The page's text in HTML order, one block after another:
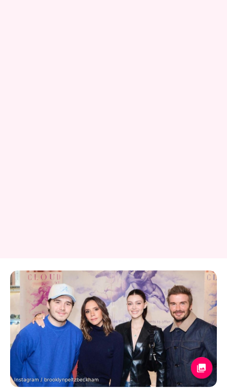
Instagram / brooklynpeltzbeckham